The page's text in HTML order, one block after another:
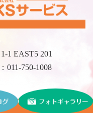
1 EAST5 201
011-750-1008